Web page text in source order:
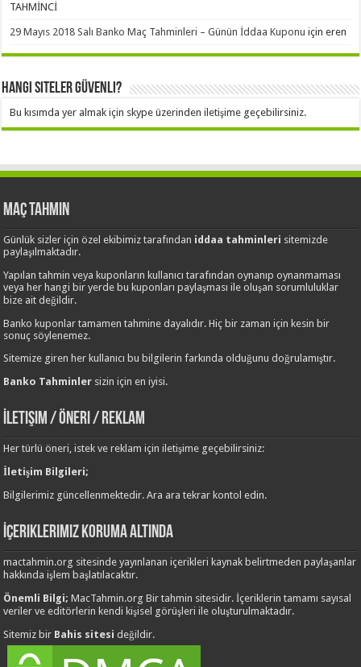
TAHMİNCİ
29 Mayıs 2018 Salı Banko Maç Tahminleri – Günün İddaa Kuponu içineren
Hangi Siteler Güvenli?
Bu kısımda yer almak için skype üzerinden iletişime geçebilirsiniz.
Maç Tahmin
Günlük sizler için özel ekibimiz tarafından iddaa tahminleri sitemizde
paylaşılmaktadır.
Yapılan tahmin veya kuponların kullanıcı tarafından oynanıp oynanmaması
veya her hangi bir yerde bu kuponları paylaşması ile oluşan sorumluluklar
bize ait değildir.
Banko kuponlar tamamen tahmine dayalıdır. Hiç bir zaman için kesin bir
sonuç söylenemez.
Sitemize giren her kullanıcı bu bilgilerin farkında olduğunu doğrulamıştır.
Banko Tahminler sizin için en iyisi.
İletişim / Öneri / Reklam
Her türlü öneri, istek ve reklam için iletişime geçebilirsiniz:
İletişim Bilgileri;
Bilgilerimiz güncellenmektedir. Ara ara tekrar kontol edin.
İçeriklerimiz Koruma Altında
mactahmin.org sitesinde yayınlanan içerikleri kaynak belirtmeden paylaşanlar
hakkında işlem başlatılacaktır.
Önemli Bilgi;MacTahmin.org Bir tahmin sitesidir. İçeriklerin tamamı sayısal
veriler ve editörlerin kendi kişisel görüşleri ile oluşturulmaktadır.
Sitemiz bir Bahis sitesi değildir.